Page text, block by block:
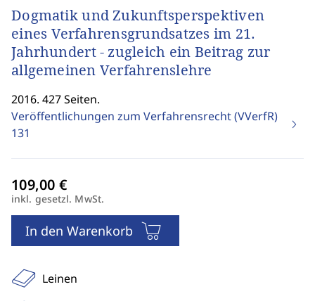
Dogmatik und Zukunftsperspektiven
eines Verfahrensgrundsatzes im 21.
Jahrhundert - zugleich ein Beitrag zur
allgemeinen Verfahrenslehre
2016. 427 Seiten.
Veröffentlichungen zum Verfahrensrecht (VVerfR)
131
inkl. gesetzl. MwSt.
In den Warenkorb
Leinen